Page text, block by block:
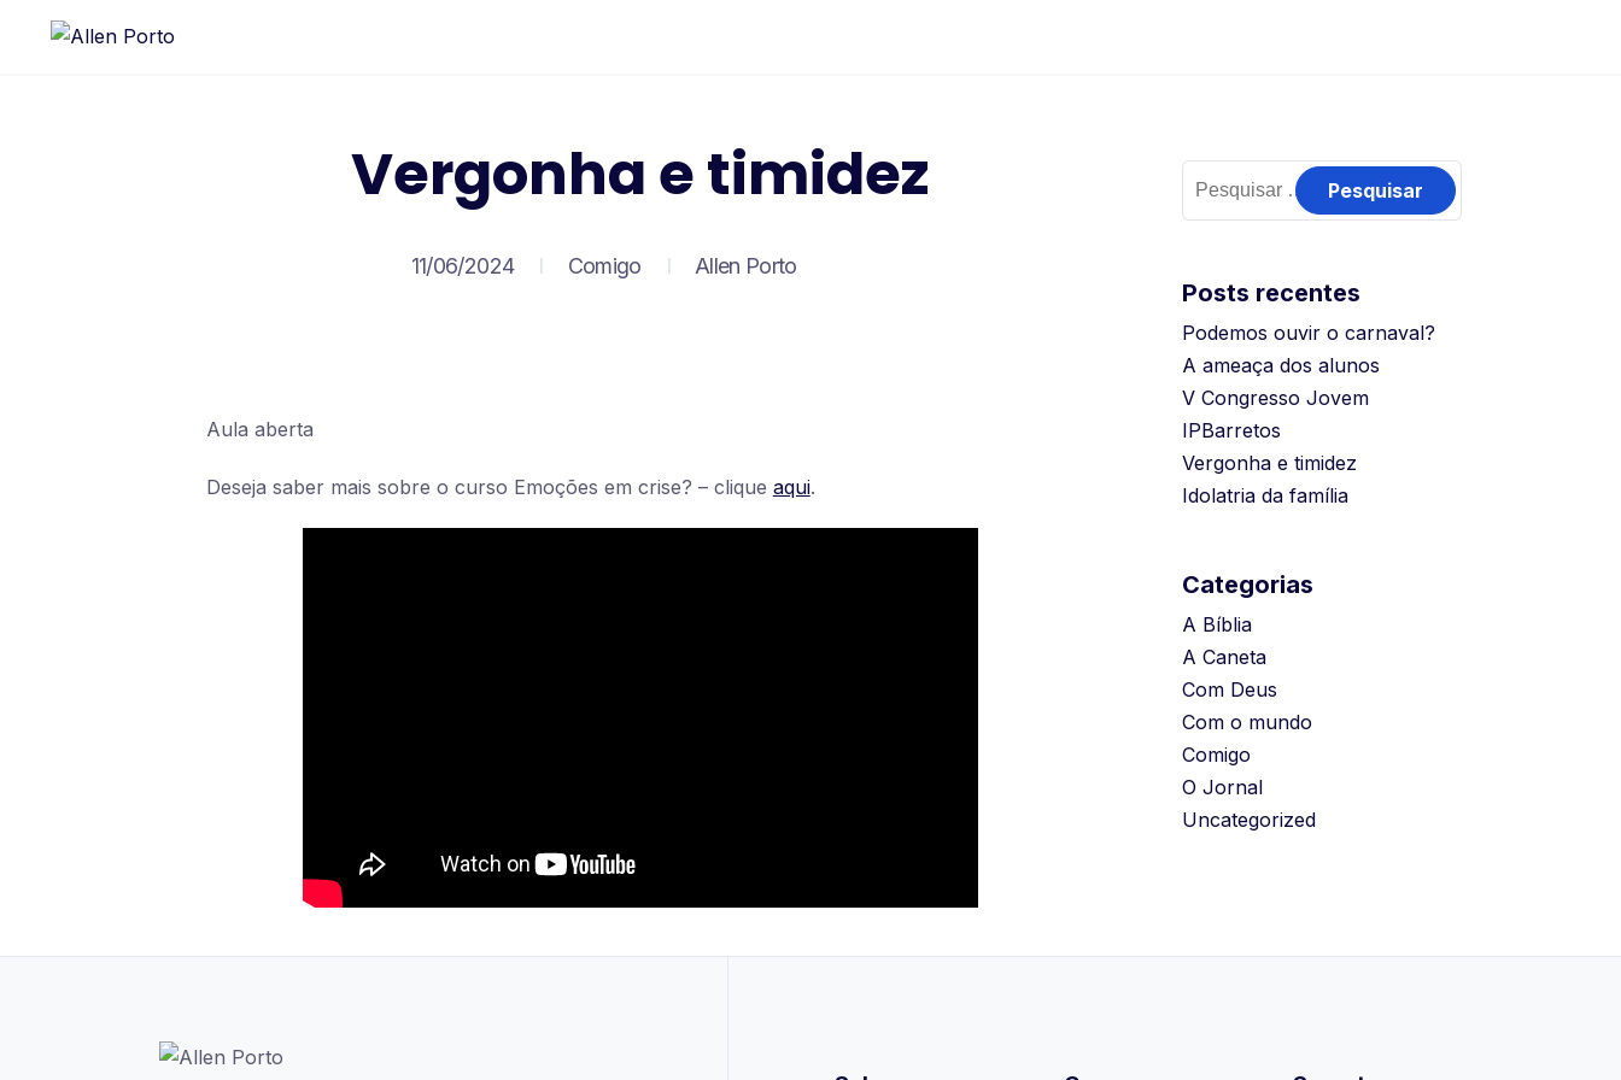
Vergonha e timidez
11/06/2024 Comigo Allen Porto
Aula aberta
Deseja saber mais sobre o curso Emoções em crise? – clique aqui.
Posts recentes
Podemos ouvir o carnaval?
A ameaça dos alunos
V Congresso Jovem
IPBarretos
Vergonha e timidez
Idolatria da família
Categorias
A Bíblia
A Caneta
Com Deus
Com o mundo
Comigo
O Jornal
Uncategorized